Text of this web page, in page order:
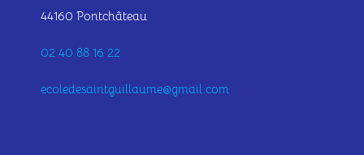
44160 Pontchâteau
02 40 88 16 22
ecoledesaintguillaume@gmail.com